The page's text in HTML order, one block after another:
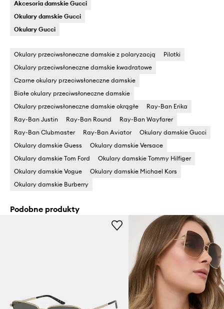
Akcesoria damskie Gucci
Okulary damskie Gucci
Okulary Gucci
Okulary przeciwsłoneczne damskie z polaryzacją
Pilotki
Okulary przeciwsłoneczne damskie kwadratowe
Czarne okulary przeciwsłoneczne damskie
Białe okulary przeciwsłoneczne damskie
Okulary przeciwsłoneczne damskie okrągłe
Ray-Ban Erika
Ray-Ban Justin
Ray-Ban Round
Ray-Ban Wayfarer
Ray-Ban Clubmaster
Ray-Ban Aviator
Okulary damskie Gucci
Okulary damskie Guess
Okulary damskie Versace
Okulary damskie Tom Ford
Okulary damskie Tommy Hilfiger
Okulary damskie Vogue
Okulary damskie Michael Kors
Okulary damskie Burberry
Podobne produkty